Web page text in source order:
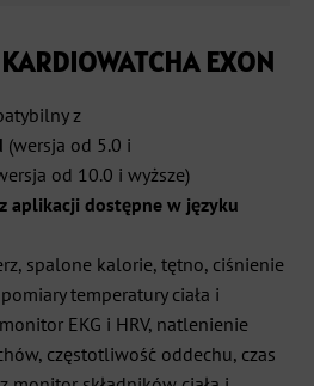
EXON
z
(wersja od 5.0 i
od 10.0 i wyższe)
aplikacji dostępne w języku
spalone kalorie, tętno, ciśnienie
temperatury ciała i
monitor EKG i HRV, natlenienie
częstotliwość oddechu, czas